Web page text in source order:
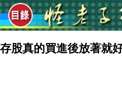
存股真的買進後放著就